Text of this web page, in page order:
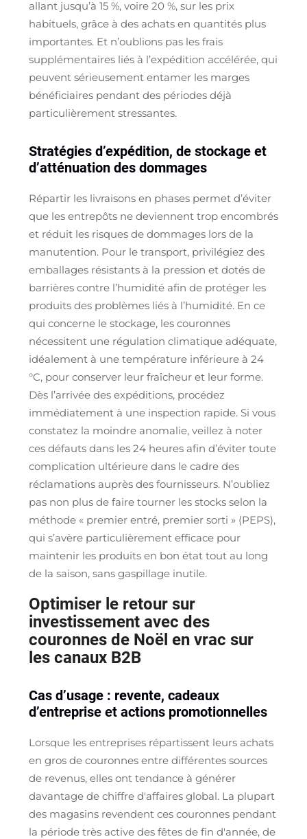
allant jusqu’à 15 %, voire 20 %, sur les prix
habituels, grâce à des achats en quantités plus
importantes. Et n’oublions pas les frais
supplémentaires liés à l’expédition accélérée, qui
peuvent sérieusement entamer les marges
bénéficiaires pendant des périodes déjà
particulièrement stressantes.
Stratégies d’expédition, de stockage et
d’atténuation des dommages
Répartir les livraisons en phases permet d’éviter
que les entrepôts ne deviennent trop encombrés
et réduit les risques de dommages lors de la
manutention. Pour le transport, privilégiez des
emballages résistants à la pression et dotés de
barrières contre l’humidité afin de protéger les
produits des problèmes liés à l’humidité. En ce
qui concerne le stockage, les couronnes
nécessitent une régulation climatique adéquate,
idéalement à une température inférieure à 24
°C, pour conserver leur fraîcheur et leur forme.
Dès l’arrivée des expéditions, procédez
immédiatement à une inspection rapide. Si vous
constatez la moindre anomalie, veillez à noter
ces défauts dans les 24 heures afin d’éviter toute
complication ultérieure dans le cadre des
réclamations auprès des fournisseurs. N’oubliez
pas non plus de faire tourner les stocks selon la
méthode « premier entré, premier sorti » (PEPS),
qui s’avère particulièrement efficace pour
maintenir les produits en bon état tout au long
de la saison, sans gaspillage inutile.
Optimiser le retour sur
investissement avec des
couronnes de Noël en vrac sur
les canaux B2B
Cas d’usage : revente, cadeaux
d’entreprise et actions promotionnelles
Lorsque les entreprises répartissent leurs achats
en gros de couronnes entre différentes sources
de revenus, elles ont tendance à générer
davantage de chiffre d'affaires global. La plupart
des magasins revendent ces couronnes pendant
la période très active des fêtes de fin d'année, de